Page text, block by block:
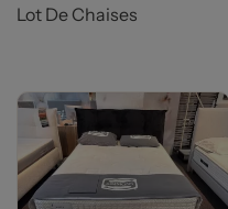
Lot De Chaises